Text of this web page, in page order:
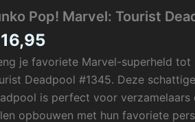
Pop! Marvel: Tourist
16,95
je favoriete Marvel-superheld tot
Deadpool #1345. Deze
is perfect voor verzamelaars
opbouwen met hun favoriete